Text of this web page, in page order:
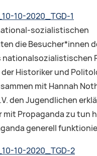
sozialistischen
die Besucher*innen
nationalsozialistischen
der Historiker und
mit Hannah
den Jugendlichen
Propaganda zu tun
generell